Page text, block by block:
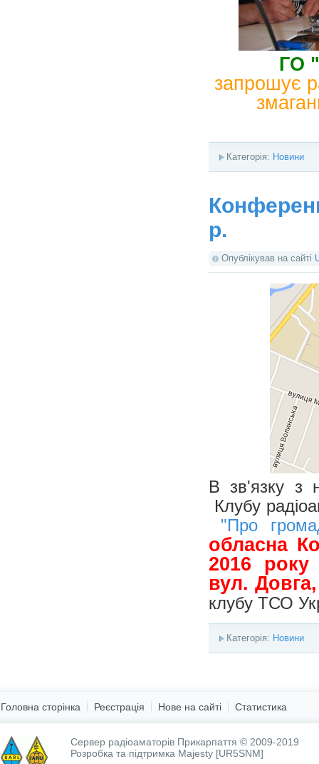
ГО
запрошує
Категорія: Новини
р.
Опублікував на сайті
В зв'язку з
Клубу
"Про
обласна
2016
вул.
клубу ТСО
Категорія: Новини
Головна сторінка Реєстрація Нове на сайті Статистика
Сервер радіоаматорів Прикарпаття © 2009-2019
Розробка та підтримка Majesty [UR5SNM]